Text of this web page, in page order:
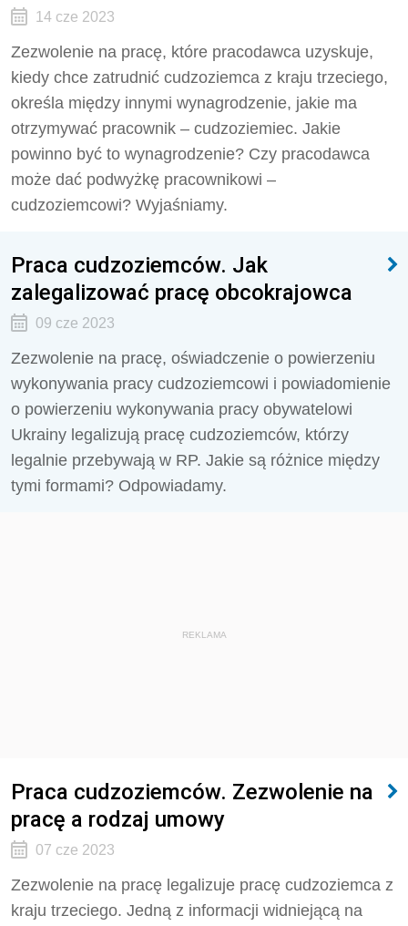
14 cze 2023
Zezwolenie na pracę, które pracodawca uzyskuje,
kiedy chce zatrudnić cudzoziemca z kraju trzeciego,
określa między innymi wynagrodzenie, jakie ma
otrzymywać pracownik – cudzoziemiec. Jakie
powinno być to wynagrodzenie? Czy pracodawca
może dać podwyżkę pracownikowi –
cudzoziemcowi? Wyjaśniamy.
Praca cudzoziemców. Jak
zalegalizować pracę obcokrajowca
09 cze 2023
Zezwolenie na pracę, oświadczenie o powierzeniu
wykonywania pracy cudzoziemcowi i powiadomienie
o powierzeniu wykonywania pracy obywatelowi
Ukrainy legalizują pracę cudzoziemców, którzy
legalnie przebywają w RP. Jakie są różnice między
tymi formami? Odpowiadamy.
REKLAMA
Praca cudzoziemców. Zezwolenie na
pracę a rodzaj umowy
07 cze 2023
Zezwolenie na pracę legalizuje pracę cudzoziemca z
kraju trzeciego. Jedną z informacji widniejącą na